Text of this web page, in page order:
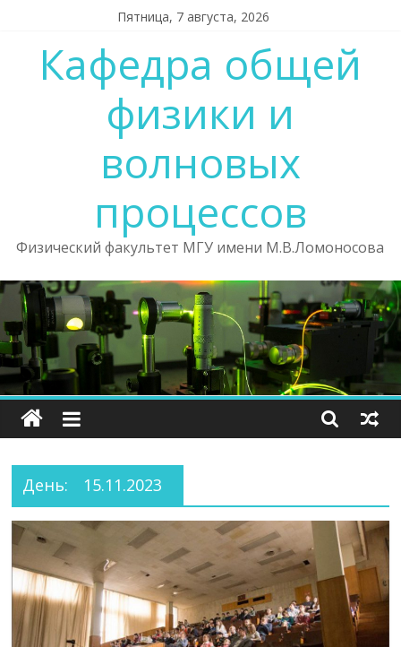
content
Пятница, 7 августа, 2026
Кафедра общей
физики и
волновых
процессов
Физический факультет МГУ имени М.В.Ломоносова
День: 15.11.2023